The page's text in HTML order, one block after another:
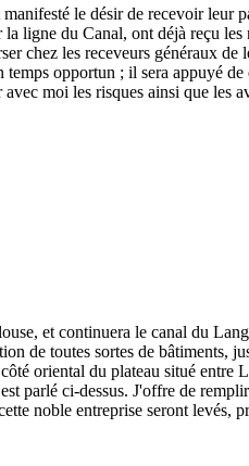
le désir de recevoir leur
ligne du Canal, ont déjà reçu
chez les receveurs généraux de
temps opportun ; il sera appuyé
moi les risques ainsi que les
et continuera le canal du
de toutes sortes de bâtiments,
oriental du plateau situé entre
parlé ci-dessus. J'offre de
noble entreprise seront levés,